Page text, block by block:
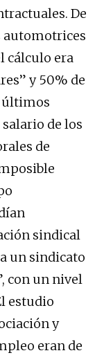
De
automotrices
cálculo era
y 50% de
últimos
de los
de
sindical
un sindicato
con un nivel
estudio
y
eran de